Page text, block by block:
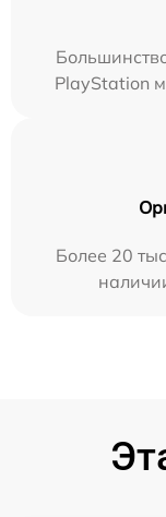
PlayStation
Более 20